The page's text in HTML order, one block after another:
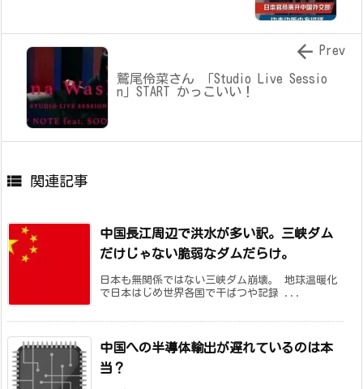
鷲尾伶菜さん 「Studio Live Sessio
n」START かっこいい！
 Prev
 関連記事
中国長江周辺で洪水が多い訳。三峡ダム
だけじゃない脆弱なダムだらけ。
日本も無関係ではない三峡ダム崩壊。 地球温暖化
で日本はじめ世界各国で干ばつや記録 ...
中国への半導体輸出が遅れているのは本
当？